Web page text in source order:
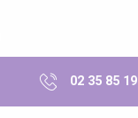
02 35 85 19